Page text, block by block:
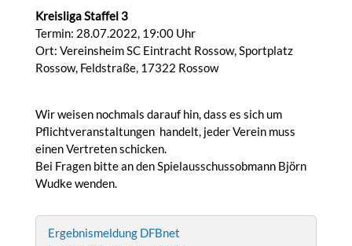
Kreisliga Staffel 3
Termin: 28.07.2022, 19:00 Uhr
Ort: Vereinsheim SC Eintracht Rossow, Sportplatz
Rossow, Feldstraße, 17322 Rossow
Wir weisen nochmals darauf hin, dass es sich um
Pflichtveranstaltungen handelt, jeder Verein muss
einen Vertreten schicken.
Bei Fragen bitte an den Spielausschussobmann Björn
Wudke wenden.
Ergebnismeldung DFBnet